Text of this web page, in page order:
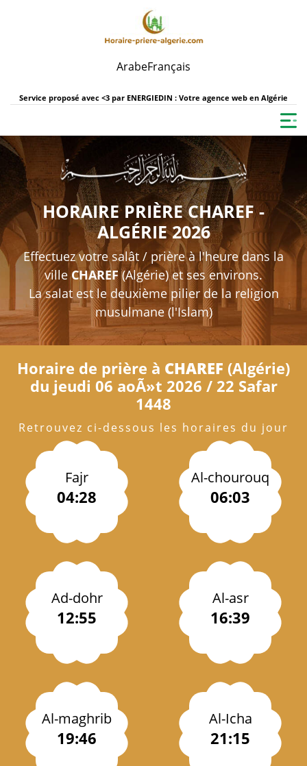
ArabeFrançais
Service proposé avec <3 par ENERGIEDIN : Votre agence web en Algérie
HORAIRE PRIÈRE CHAREF -
ALGÉRIE 2026
Effectuez votre salât / prière à l'heure dans la
villeCHAREF(Algérie) et ses environs.
La salat est le deuxième pilier de la religion
musulmane (l'Islam)
Horaire de prière à CHAREF (Algérie)
du jeudi 06 aoÃ»t 2026 / 22 Safar
1448
Retrouvez ci-dessous les horaires du jour
Fajr
04:28
Al-chourouq
06:03
Ad-dohr
12:55
Al-asr
16:39
Al-maghrib
19:46
Al-Icha
21:15